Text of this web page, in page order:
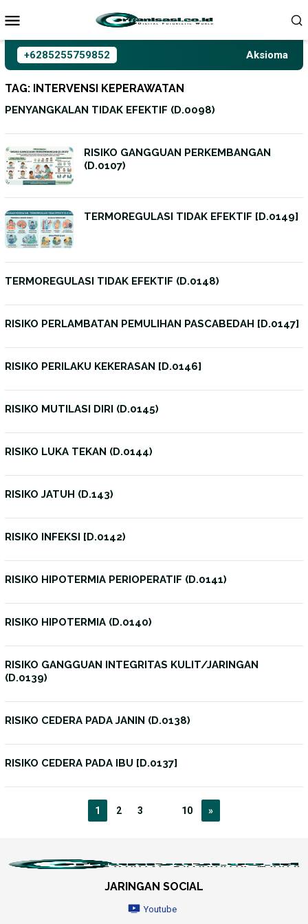
ke
+6285255759852 Aksioma
TAG: INTERVENSI KEPERAWATAN
PENYANGKALAN TIDAK EFEKTIF (D.0098)
RISIKO GANGGUAN PERKEMBANGAN
(D.0107)
TERMOREGULASI TIDAK EFEKTIF [D.0149]
TERMOREGULASI TIDAK EFEKTIF (D.0148)
RISIKO PERLAMBATAN PEMULIHAN PASCABEDAH [D.0147]
RISIKO PERILAKU KEKERASAN [D.0146]
RISIKO MUTILASI DIRI (D.0145)
RISIKO LUKA TEKAN (D.0144)
RISIKO JATUH (D.143)
RISIKO INFEKSI [D.0142)
RISIKO HIPOTERMIA PERIOPERATIF (D.0141)
RISIKO HIPOTERMIA (D.0140)
RISIKO GANGGUAN INTEGRITAS KULIT/JARINGAN
(D.0139)
RISIKO CEDERA PADA JANIN (D.0138)
RISIKO CEDERA PADA IBU [D.0137]
1 2 3 10 »
JARINGAN SOCIAL
Youtube